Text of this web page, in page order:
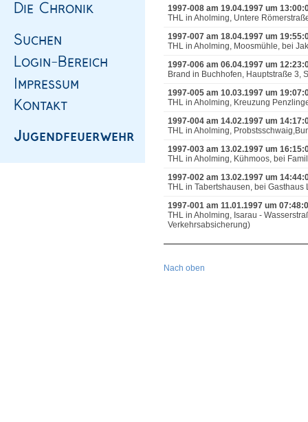
1997-008 am 19.04.1997 um
THL in Aholming, Untere
1997-007 am 18.04.1997 um
THL in Aholming, Moosmühle, bei
1997-006 am 06.04.1997 um
Brand in Buchhofen, Hauptstraße 3,
1997-005 am 10.03.1997 um
THL in Aholming, Kreuzung
1997-004 am 14.02.1997 um
THL in Aholming,
1997-003 am 13.02.1997 um
THL in Aholming, Kühmoos, bei
1997-002 am 13.02.1997 um
THL in Tabertshausen, bei
1997-001 am 11.01.1997 um
THL in Aholming, Isarau -
Verkehrsabsicherung)
Nach oben